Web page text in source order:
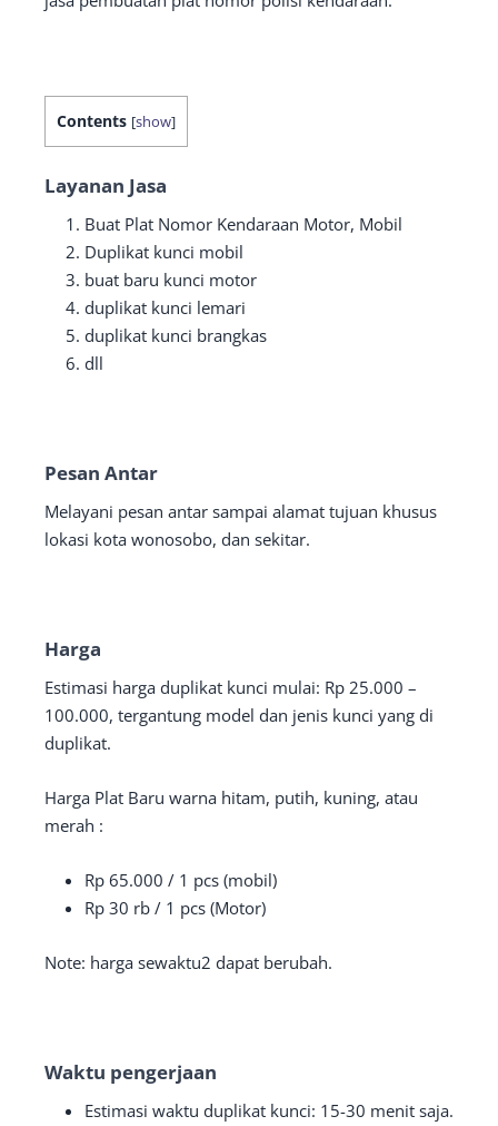
Contents [show]
Layanan Jasa
Buat Plat Nomor Kendaraan Motor, Mobil
Duplikat kunci mobil
buat baru kunci motor
duplikat kunci lemari
duplikat kunci brangkas
dll
Pesan Antar
Melayani pesan antar sampai alamat tujuan khusus
lokasi kota wonosobo, dan sekitar.
Harga
Estimasi harga duplikat kunci mulai: Rp 25.000 –
100.000, tergantung model dan jenis kunci yang di
duplikat.
Harga Plat Baru warna hitam, putih, kuning, atau
merah :
Rp 65.000 / 1 pcs (mobil)
Rp 30 rb / 1 pcs (Motor)
Note: harga sewaktu2 dapat berubah.
Waktu pengerjaan
Estimasi waktu duplikat kunci: 15-30 menit saja.